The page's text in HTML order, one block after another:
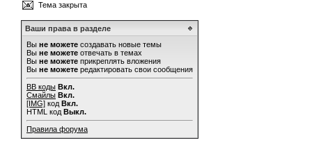
Тема закрыта
Ваши права в разделе
Вы не можете создавать новые темы
Вы не можете отвечать в темах
Вы не можете прикреплять вложения
Вы не можете редактировать свои сообщения
BB коды Вкл.
Смайлы Вкл.
[IMG] код Вкл.
HTML код Выкл.
Правила форума